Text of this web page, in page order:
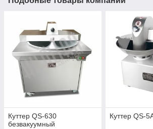
Куттер QS-630
безвакуумный
Куттер QS-